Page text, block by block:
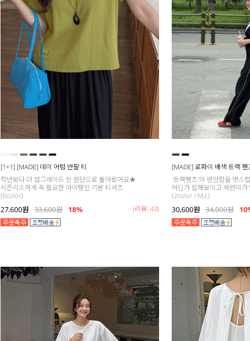
[1+1] [MADE] 데이 어텀 반팔 티
작년보다 더 업그레이드 된 원단으로 돌아왔어요★
시즌리스하게 꼭 필요한 아이템인 기본 티셔츠
(6color)
27,600원 33,600원 18% (리뷰: 43)
[MADE] 로파이 배색 트랙 팬
'트랙팬츠'의 편안함을 멋스
어딘가 힙해보이고 세련미가
(2color / M,L)
30,600원 34,000원